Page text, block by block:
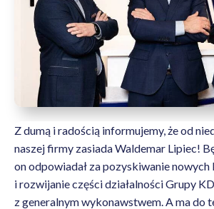
Z dumą i radością informujemy, że od
naszej firmy zasiada Waldemar Lipiec!
on odpowiadał za pozyskiwanie
i rozwijanie części działalności Grupy
z generalnym wykonawstwem. A ma do